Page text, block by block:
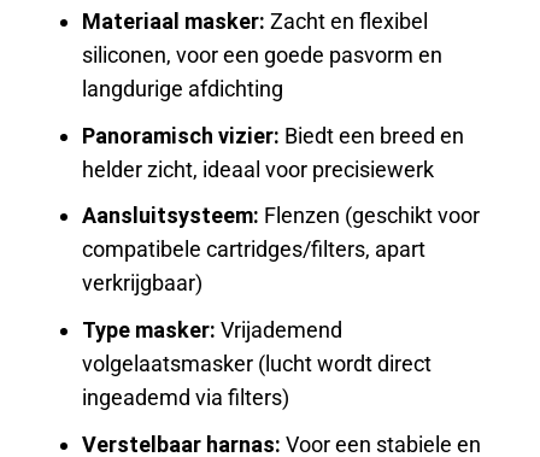
Materiaal masker: Zacht en flexibel
siliconen, voor een goede pasvorm en
langdurige afdichting
Panoramisch vizier: Biedt een breed en
helder zicht, ideaal voor precisiewerk
Aansluitsysteem: Flenzen (geschikt voor
compatibele cartridges/filters, apart
verkrijgbaar)
Type masker: Vrijademend
volgelaatsmasker (lucht wordt direct
ingeademd via filters)
Verstelbaar harnas: Voor een stabiele en